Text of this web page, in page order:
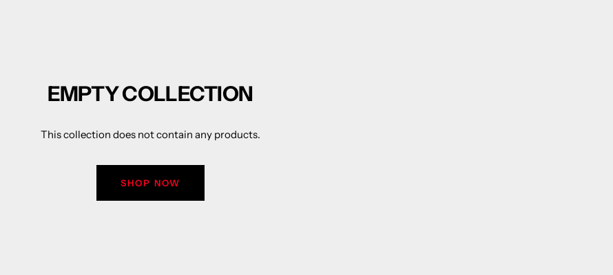
EMPTY COLLECTION
This collection does not contain any products.
SHOP NOW